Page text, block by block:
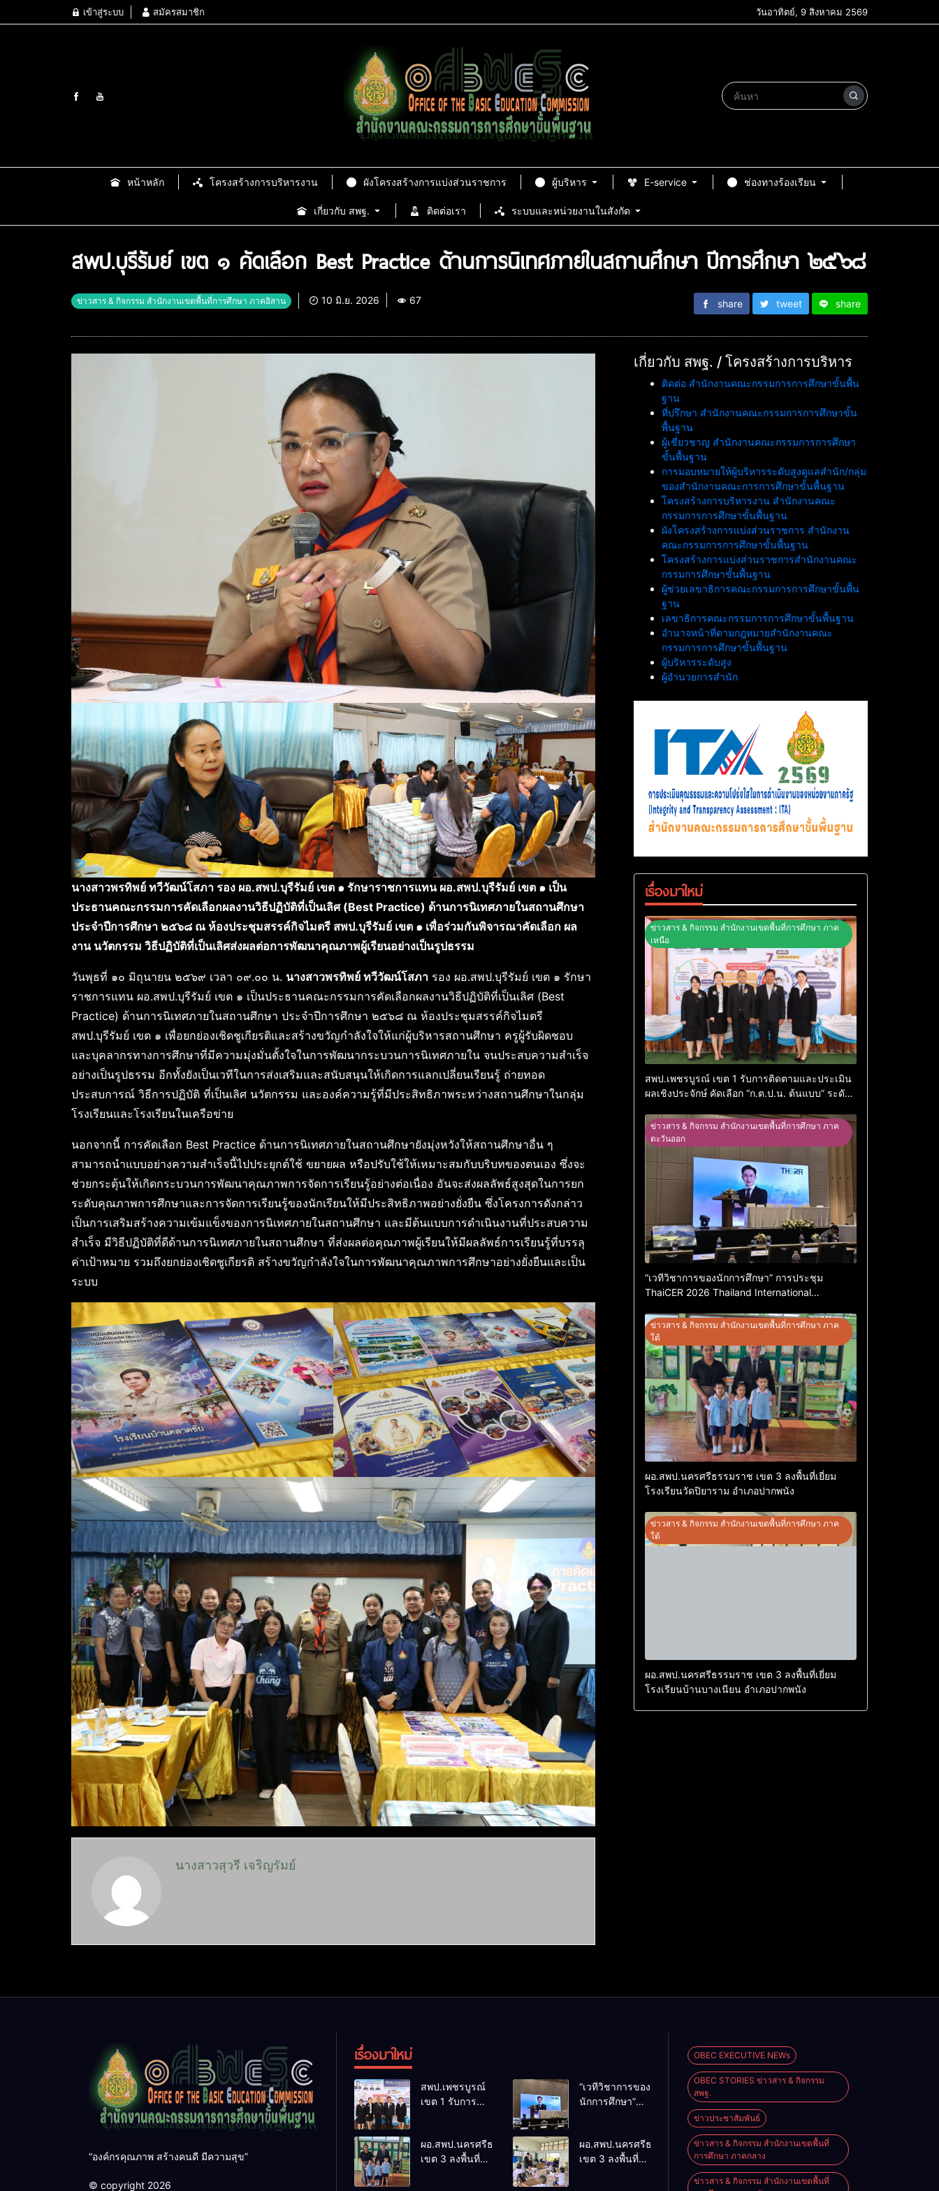
เข้าสู่ระบบ สมัครสมาชิก วันอาทิตย์, 9 สิงหาคม 2569
หน้าหลัก โครงสร้างการบริหารงาน ผังโครงสร้างการแบ่งส่วนราชการ ผู้บริหาร E-service ช่องทางร้องเรียน
เกี่ยวกับ สพฐ. ติดต่อเรา ระบบและหน่วยงานในสังกัด
สพป.บุรีรัมย์ เขต ๑ คัดเลือก Best Practice ด้านการนิเทศภายในสถานศึกษา ปีการศึกษา ๒๕๖๘
ข่าวสาร & กิจกรรม สำนักงานเขตพื้นที่การศึกษา ภาคอิสาน 10 มิ.ย. 2026 67 share tweet share
นางสาวพรทิพย์ ทวีวัฒน์โสภา รอง ผอ.สพป.บุรีรัมย์ เขต ๑ รักษาราชการแทน ผอ.สพป.บุรีรัมย์ เขต ๑ เป็น
ประธานคณะกรรมการคัดเลือกผลงานวิธีปฏิบัติที่เป็นเลิศ (Best Practice) ด้านการนิเทศภายในสถานศึกษา
ประจำปีการศึกษา ๒๕๖๘ ณ ห้องประชุมสรรค์กิจไมตรี สพป.บุรีรัมย์ เขต ๑ เพื่อร่วมกันพิจารณาคัดเลือก ผล
งาน นวัตกรรม วิธีปฏิบัติที่เป็นเลิศส่งผลต่อการพัฒนาคุณภาพผู้เรียนอย่างเป็นรูปธรรม
วันพุธที่ ๑๐ มิถุนายน ๒๕๖๙ เวลา ๐๙.๐๐ น. นางสาวพรทิพย์ ทวีวัฒน์โสภา รอง ผอ.สพป.บุรีรัมย์ เขต ๑ รักษา
ราชการแทน ผอ.สพป.บุรีรัมย์ เขต ๑ เป็นประธานคณะกรรมการคัดเลือกผลงานวิธีปฏิบัติที่เป็นเลิศ (Best
Practice) ด้านการนิเทศภายในสถานศึกษา ประจำปีการศึกษา ๒๕๖๘ ณ ห้องประชุมสรรค์กิจไมตรี
สพป.บุรีรัมย์ เขต ๑ เพื่อยกย่องเชิดชูเกียรติและสร้างขวัญกำลังใจให้แก่ผู้บริหารสถานศึกษา ครูผู้รับผิดชอบ
และบุคลากรทางการศึกษาที่มีความมุ่งมั่นตั้งใจในการพัฒนากระบวนการนิเทศภายใน จนประสบความสำเร็จ
อย่างเป็นรูปธรรม อีกทั้งยังเป็นเวทีในการส่งเสริมและสนับสนุนให้เกิดการแลกเปลี่ยนเรียนรู้ ถ่ายทอด
ประสบการณ์ วิธีการปฏิบัติ ที่เป็นเลิศ นวัตกรรม และองค์ความรู้ที่มีประสิทธิภาพระหว่างสถานศึกษาในกลุ่ม
โรงเรียนและโรงเรียนในเครือข่าย
นอกจากนี้ การคัดเลือก Best Practice ด้านการนิเทศภายในสถานศึกษายังมุ่งหวังให้สถานศึกษาอื่น ๆ
สามารถนำแบบอย่างความสำเร็จนี้ไปประยุกต์ใช้ ขยายผล หรือปรับใช้ให้เหมาะสมกับบริบทของตนเอง ซึ่งจะ
ช่วยกระตุ้นให้เกิดกระบวนการพัฒนาคุณภาพการจัดการเรียนรู้อย่างต่อเนื่อง อันจะส่งผลลัพธ์สูงสุดในการยก
ระดับคุณภาพการศึกษาและการจัดการเรียนรู้ของนักเรียนให้มีประสิทธิภาพอย่างยั่งยืน ซึ่งโครงการดังกล่าว
เป็นการเสริมสร้างความเข้มแข็งของการนิเทศภายในสถานศึกษา และมีต้นแบบการดำเนินงานที่ประสบความ
สำเร็จ มีวิธีปฏิบัติที่ดีด้านการนิเทศภายในสถานศึกษา ที่ส่งผลต่อคุณภาพผู้เรียนให้มีผลลัพธ์การเรียนรู้ที่บรรลุ
ค่าเป้าหมาย รวมถึงยกย่องเชิดชูเกียรติ สร้างขวัญกำลังใจในการพัฒนาคุณภาพการศึกษาอย่างยั่งยืนและเป็น
ระบบ
นางสาวสุวรี เจริญรัมย์
เกี่ยวกับ สพฐ. / โครงสร้างการบริหาร
ติดต่อ สำนักงานคณะกรรมการการศึกษาขั้นพื้น
ฐาน
ที่ปรึกษา สำนักงานคณะกรรมการการศึกษาขั้น
พื้นฐาน
ผู้เชี่ยวชาญ สำนักงานคณะกรรมการการศึกษา
ขั้นพื้นฐาน
การมอบหมายให้ผู้บริหารระดับสูงดูแลสำนัก/กลุ่ม
ของสำนักงานคณะการการศึกษาขั้นพื้นฐาน
โครงสร้างการบริหารงาน สำนักงานคณะ
กรรมการการศึกษาขั้นพื้นฐาน
ผังโครงสร้างการแบ่งส่วนราชการ สำนักงาน
คณะกรรมการการศึกษาขั้นพื้นฐาน
โครงสร้างการแบ่งส่วนราชการสำนักงานคณะ
กรรมการศึกษาขั้นพื้นฐาน
ผู้ช่วยเลขาธิการคณะกรรมการการศึกษาขั้นพื้น
ฐาน
เลขาธิการคณะกรรมการการศึกษาขั้นพื้นฐาน
อำนาจหน้าที่ตามกฎหมายสำนักงานคณะ
กรรมการการศึกษาขั้นพื้นฐาน
ผู้บริหารระดับสูง
ผู้อำนวยการสำนัก
เรื่องมาใหม่
ข่าวสาร & กิจกรรม สำนักงานเขตพื้นที่การศึกษา ภาค
เหนือ
สพป.เพชรบูรณ์ เขต 1 รับการติดตามและประเมิน
ผลเชิงประจักษ์ คัดเลือก “ก.ต.ป.น. ต้นแบบ” ระดับ
ข่าวสาร & กิจกรรม สำนักงานเขตพื้นที่การศึกษา ภาค
ตะวันออก
“เวทีวิชาการของนักการศึกษา” การประชุม
ThaiCER 2026 Thailand International
2026
ข่าวสาร & กิจกรรม สำนักงานเขตพื้นที่การศึกษา ภาค
ใต้
ผอ.สพป.นครศรีธรรมราช เขต 3 ลงพื้นที่เยี่ยม
โรงเรียนวัดปิยาราม อำเภอปากพนัง
ข่าวสาร & กิจกรรม สำนักงานเขตพื้นที่การศึกษา ภาค
ใต้
ผอ.สพป.นครศรีธรรมราช เขต 3 ลงพื้นที่เยี่ยม
โรงเรียนบ้านบางเนียน อำเภอปากพนัง
“องค์กรคุณภาพ สร้างคนดี มีความสุข”
© copyright 2026
เรื่องมาใหม่
สพป.เพชรบูรณ์
เขต 1 รับการ
ประจักษ์ คัดเลือก
“ก.ต.ป.น.
“เวทีวิชาการของ
นักการศึกษา”
Thailand
International
ผอ.สพป.นครศรีธรรมราช
เขต 3 ลงพื้นที่
ผอ.สพป.นครศรีธรรมราช
เขต 3 ลงพื้นที่
OBEC EXECUTIVE NEWs
OBEC STORIES ข่าวสาร & กิจกรรม
สพฐ.
ข่าวประชาสัมพันธ์
ข่าวสาร & กิจกรรม สำนักงานเขตพื้นที่
การศึกษา ภาคกลาง
ข่าวสาร & กิจกรรม สำนักงานเขตพื้นที่